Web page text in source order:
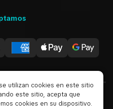
USD
utilizan cookies en este sitio
este sitio, acepta que
cookies en su dispositivo.